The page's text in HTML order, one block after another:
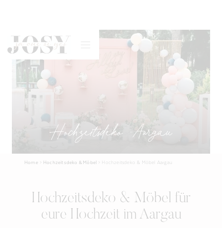
Hochzeitsdeko Aargau
Home Hochzeitsdeko & Möbel Hochzeitsdeko & Möbel Aargau
Hochzeitsdeko & Möbel für
eure Hochzeit im Aargau